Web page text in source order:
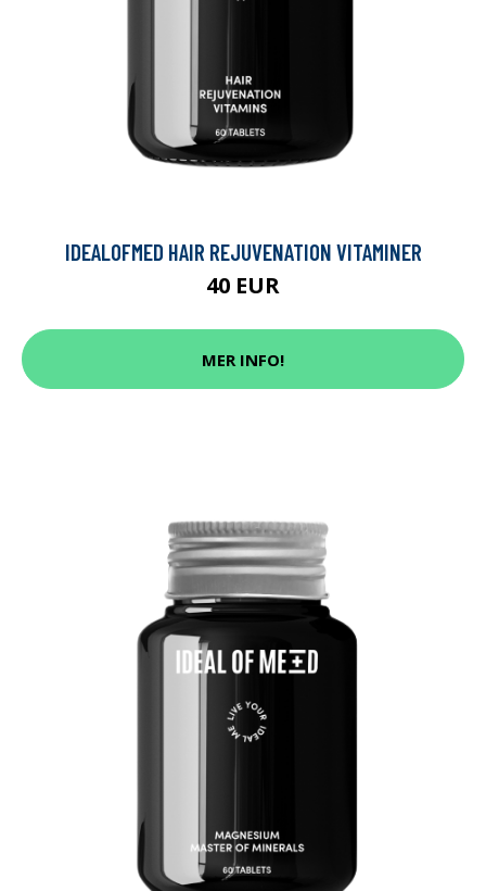
IDEALOFMED HAIR REJUVENATION VITAMINER
40 EUR
MER INFO!